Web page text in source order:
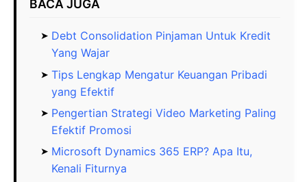
BACA JUGA
Debt Consolidation Pinjaman Untuk Kredit
Yang Wajar
Tips Lengkap Mengatur Keuangan Pribadi
yang Efektif
Pengertian Strategi Video Marketing Paling
Efektif Promosi
Microsoft Dynamics 365 ERP? Apa Itu,
Kenali Fiturnya